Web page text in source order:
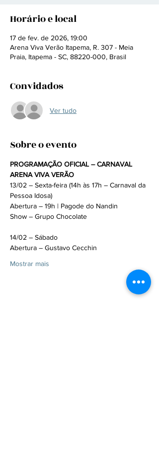
Horário e local
17 de fev. de 2026, 19:00
Arena Viva Verão Itapema, R. 307 - Meia
Praia, Itapema - SC, 88220-000, Brasil
Convidados
Ver tudo
Sobre o evento
PROGRAMAÇÃO OFICIAL – CARNAVAL
ARENA VIVA VERÃO
13/02 – Sexta-feira (14h às 17h – Carnaval da
Pessoa Idosa)
Abertura – 19h | Pagode do Nandin
Show – Grupo Chocolate
14/02 – Sábado
Abertura – Gustavo Cecchin
Mostrar mais